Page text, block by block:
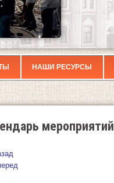
НАШИ РЕСУРСЫ
мероприятий